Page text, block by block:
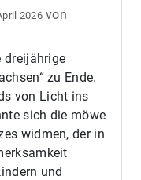
2026von
dreijährige
zu Ende.
von Licht ins
sich die möwe
widmen, der in
und